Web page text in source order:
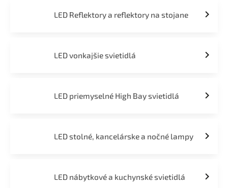
LED Reflektory a reflektory na stojane
LED vonkajšie svietidlá
LED priemyselné High Bay svietidlá
LED stolné, kancelárske a nočné lampy
LED nábytkové a kuchynské svietidlá